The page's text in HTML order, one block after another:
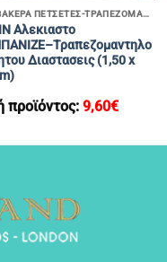
ΒΑΜΒΑΚΕΡΑ ΠΕΤΣΕΤΕΣ-ΤΡΑΠΕΖΟΜΑΝΤΗΛΑ
Αλεκιαστο
Διαστασεις (1,50 x
προϊόντος: 9,60€